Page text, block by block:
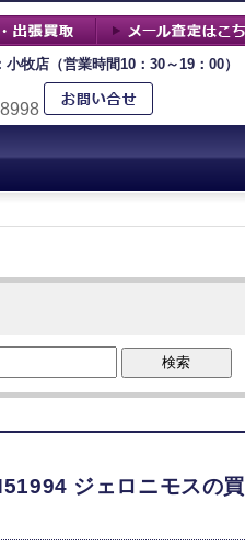
牧店（営業時間10：30～19：00）
検索
ジェロニモスの買